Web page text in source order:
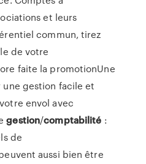
et leurs
commun, tirez
de votre
faite la promotionUne
gestion facile et
envol avec
gestion/comptabilité :
de
aussi bien être